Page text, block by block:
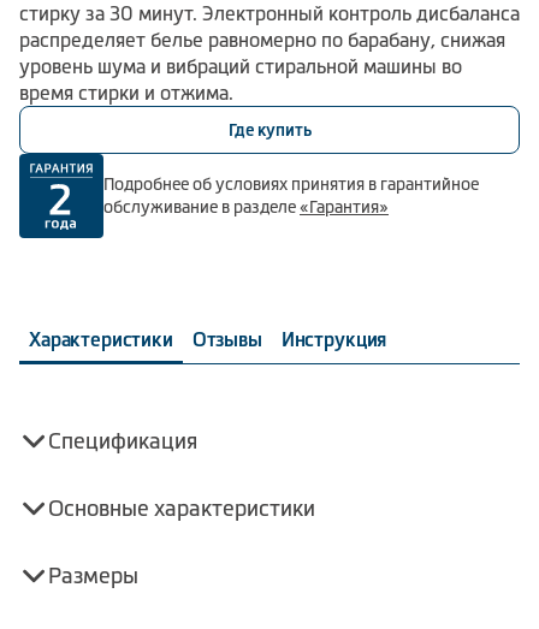
стирку за 30 минут. Электронный контроль дисбаланса
распределяет белье равномерно по барабану, снижая
уровень шума и вибраций стиральной машины во
время стирки и отжима.
Где купить
Подробнее об условиях принятия в гарантийное
обслуживание в разделе«Гарантия»
Характеристики Отзывы Инструкция
Спецификация
Основные характеристики
Размеры